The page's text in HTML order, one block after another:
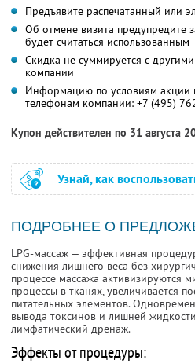
Предъявите распечатанный или
Об отмене визита предупредите
будет считаться использованным
Скидка не суммируется с
компании
Информацию по условиям акции
телефонам компании: +7 (495)
Купон действителен по 31 августа
Узнай, как
ПОДРОБНЕЕ О
LPG-массаж — эффективная
снижения лишнего веса без
процессе массажа активизируются
процессы в тканях, увеличивается
питательных элементов.
вывода токсинов и лишней
лимфатический дренаж.
Эффекты от процедуры: